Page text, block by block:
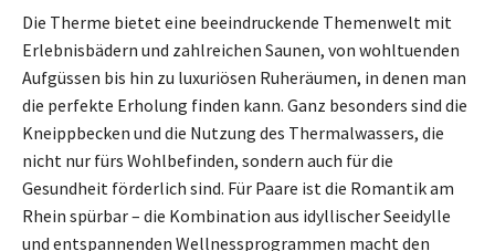
Die Therme bietet eine beeindruckende Themenwelt mit
Erlebnisbädern und zahlreichen Saunen, von wohltuenden
Aufgüssen bis hin zu luxuriösen Ruheräumen, in denen man
die perfekte Erholung finden kann. Ganz besonders sind die
Kneippbecken und die Nutzung des Thermalwassers, die
nicht nur fürs Wohlbefinden, sondern auch für die
Gesundheit förderlich sind. Für Paare ist die Romantik am
Rhein spürbar – die Kombination aus idyllischer Seeidylle
und entspannenden Wellnessprogrammen macht den